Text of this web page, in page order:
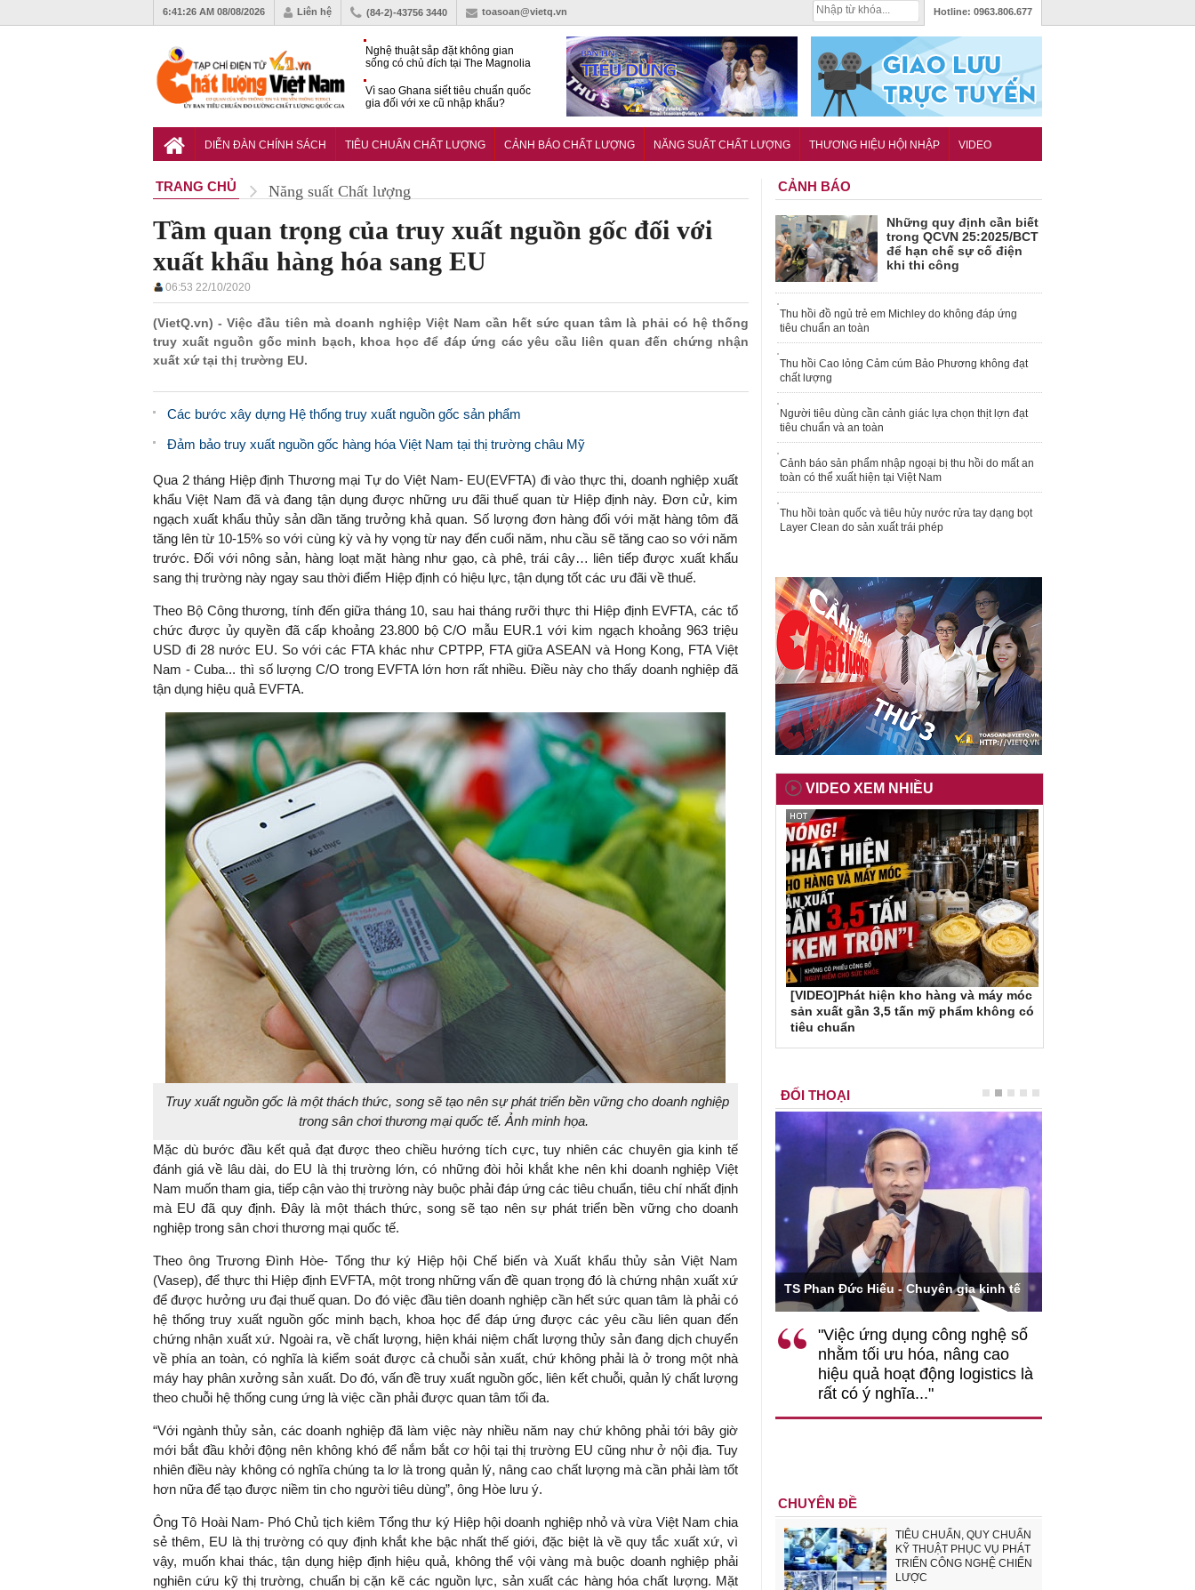
6:41:27 AM 08/08/2026 Liên hệ (84-2)-43756 3440 toasoan@vietq.vn Hotline: 0963.806.677
Nghệ thuật sắp đặt không gian
sống có chủ đích tại The Magnolia
Vì sao Ghana siết tiêu chuẩn quốc
gia đối với xe cũ nhập khẩu?
Hạ tầng ‘trải thảm đỏ’, Nam trung
tâm Đà Nẵng hút dòng vốn vào bất
DIỄN ĐÀN CHÍNH SÁCH TIÊU CHUẨN CHẤT LƯỢNG CẢNH BÁO CHẤT LƯỢNG NĂNG SUẤT CHẤT LƯỢNG THƯƠNG HIỆU HỘI NHẬP VIDEO
TRANG CHỦ Năng suất Chất lượng
Tầm quan trọng của truy xuất nguồn gốc đối với
xuất khẩu hàng hóa sang EU
06:53 22/10/2020
(VietQ.vn) - Việc đầu tiên mà doanh nghiệp Việt Nam cần hết sức quan tâm là phải có hệ thống
truy xuất nguồn gốc minh bạch, khoa học để đáp ứng các yêu cầu liên quan đến chứng nhận
xuất xứ tại thị trường EU.
Các bước xây dựng Hệ thống truy xuất nguồn gốc sản phẩm
Đảm bảo truy xuất nguồn gốc hàng hóa Việt Nam tại thị trường châu Mỹ
Qua 2 tháng Hiệp định Thương mại Tự do Việt Nam- EU(EVFTA) đi vào thực thi, doanh nghiệp xuất
khẩu Việt Nam đã và đang tận dụng được những ưu đãi thuế quan từ Hiệp định này. Đơn cử, kim
ngạch xuất khẩu thủy sản dần tăng trưởng khả quan. Số lượng đơn hàng đối với mặt hàng tôm đã
tăng lên từ 10-15% so với cùng kỳ và hy vọng từ nay đến cuối năm, nhu cầu sẽ tăng cao so với năm
trước. Đối với nông sản, hàng loạt mặt hàng như gạo, cà phê, trái cây… liên tiếp được xuất khẩu
sang thị trường này ngay sau thời điểm Hiệp định có hiệu lực, tận dụng tốt các ưu đãi về thuế.
Theo Bộ Công thương, tính đến giữa tháng 10, sau hai tháng rưỡi thực thi Hiệp định EVFTA, các tổ
chức được ủy quyền đã cấp khoảng 23.800 bộ C/O mẫu EUR.1 với kim ngạch khoảng 963 triệu
USD đi 28 nước EU. So với các FTA khác như CPTPP, FTA giữa ASEAN và Hong Kong, FTA Việt
Nam - Cuba... thì số lượng C/O trong EVFTA lớn hơn rất nhiều. Điều này cho thấy doanh nghiệp đã
tận dụng hiệu quả EVFTA.
Truy xuất nguồn gốc là một thách thức, song sẽ tạo nên sự phát triển bền vững cho doanh nghiệp
trong sân chơi thương mại quốc tế. Ảnh minh họa.
Mặc dù bước đầu kết quả đạt được theo chiều hướng tích cực, tuy nhiên các chuyên gia kinh tế
đánh giá về lâu dài, do EU là thị trường lớn, có những đòi hỏi khắt khe nên khi doanh nghiệp Việt
Nam muốn tham gia, tiếp cận vào thị trường này buộc phải đáp ứng các tiêu chuẩn, tiêu chí nhất định
mà EU đã quy định. Đây là một thách thức, song sẽ tạo nên sự phát triển bền vững cho doanh
nghiệp trong sân chơi thương mại quốc tế.
Theo ông Trương Đình Hòe- Tổng thư ký Hiệp hội Chế biến và Xuất khẩu thủy sản Việt Nam
(Vasep), để thực thi Hiệp định EVFTA, một trong những vấn đề quan trọng đó là chứng nhận xuất xứ
để được hưởng ưu đại thuế quan. Do đó việc đầu tiên doanh nghiệp cần hết sức quan tâm là phải có
hệ thống truy xuất nguồn gốc minh bạch, khoa học để đáp ứng được các yêu cầu liên quan đến
chứng nhận xuất xứ. Ngoài ra, về chất lượng, hiện khái niệm chất lượng thủy sản đang dịch chuyển
về phía an toàn, có nghĩa là kiểm soát được cả chuỗi sản xuất, chứ không phải là ở trong một nhà
máy hay phân xưởng sản xuất. Do đó, vấn đề truy xuất nguồn gốc, liên kết chuỗi, quản lý chất lượng
theo chuỗi hệ thống cung ứng là việc cần phải được quan tâm tối đa.
“Với ngành thủy sản, các doanh nghiệp đã làm việc này nhiều năm nay chứ không phải tới bây giờ
mới bắt đầu khởi động nên không khó để nắm bắt cơ hội tại thị trường EU cũng như ở nội địa. Tuy
nhiên điều này không có nghĩa chúng ta lơ là trong quản lý, nâng cao chất lượng mà cần phải làm tốt
hơn nữa để tạo được niềm tin cho người tiêu dùng”, ông Hòe lưu ý.
Ông Tô Hoài Nam- Phó Chủ tịch kiêm Tổng thư ký Hiệp hội doanh nghiệp nhỏ và vừa Việt Nam chia
sẻ thêm, EU là thị trường có quy định khắt khe bậc nhất thế giới, đặc biệt là về quy tắc xuất xứ, vì
vậy, muốn khai thác, tận dụng hiệp định hiệu quả, không thể vội vàng mà buộc doanh nghiệp phải
nghiên cứu kỹ thị trường, chuẩn bị cặn kẽ các nguồn lực, sản xuất các hàng hóa chất lượng. Mặt
CẢNH BÁO
Những quy định cần biết
trong QCVN 25:2025/BCT
để hạn chế sự cố điện
khi thi công
Thu hồi đồ ngủ trẻ em Michley do không đáp ứng
tiêu chuẩn an toàn
Thu hồi Cao lỏng Cảm cúm Bảo Phương không đạt
chất lượng
Người tiêu dùng cần cảnh giác lựa chọn thịt lợn đạt
tiêu chuẩn và an toàn
Cảnh báo sản phẩm nhập ngoại bị thu hồi do mất an
toàn có thể xuất hiện tại Việt Nam
Thu hồi toàn quốc và tiêu hủy nước rửa tay dạng bọt
Layer Clean do sản xuất trái phép
VIDEO XEM NHIỀU
[VIDEO]Phát hiện kho hàng và máy móc
sản xuất gần 3,5 tấn mỹ phẩm không có
tiêu chuẩn
ĐỐI THOẠI
TS. Nguyễn Đức Độ - Phó Viện trưởng
Viện Kinh tế Tài chính
"Có rất nhiều việc phải làm
ngay từ bây giờ và trên thực tế
đang được tiến hành như tăng
đầu tư cho khoa học công
khuyến khích đổi mới sáng tạo,
khởi nghiệp..."
Việc sử dụng hiệu quả chính
sách tài khóa không chỉ mang ý
nghĩa hỗ trợ ngắn hạn mà còn
TS Phan Đức Hiếu - Chuyên gia kinh tế
"Việc ứng dụng công nghệ số
nhằm tối ưu hóa, nâng cao
hiệu quả hoạt động logistics là
rất có ý nghĩa..."
CHUYÊN ĐỀ
TIÊU CHUẨN, QUY CHUẨN
KỸ THUẬT PHỤC VỤ PHÁT
TRIỂN CÔNG NGHỆ CHIẾN
LƯỢC